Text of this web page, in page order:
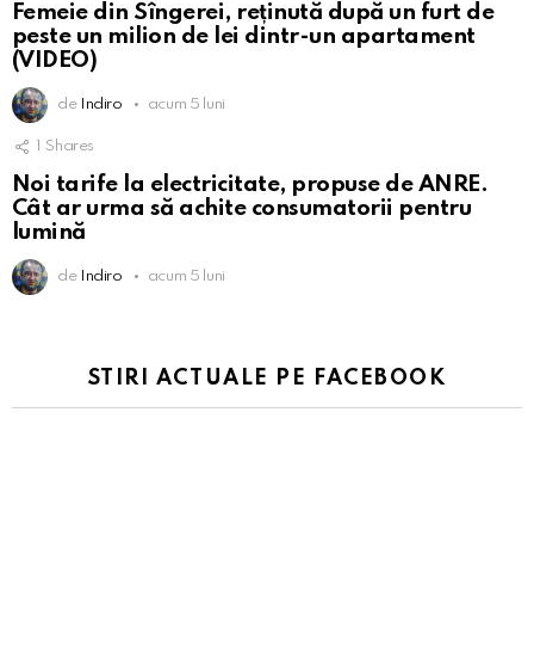
Femeie din Sîngerei, reținută după un furt de
peste un milion de lei dintr-un apartament
(VIDEO)
de Indiro acum 5 luni
1 Shares
Noi tarife la electricitate, propuse de ANRE.
Cât ar urma să achite consumatorii pentru
lumină
de Indiro acum 5 luni
STIRI ACTUALE PE FACEBOOK